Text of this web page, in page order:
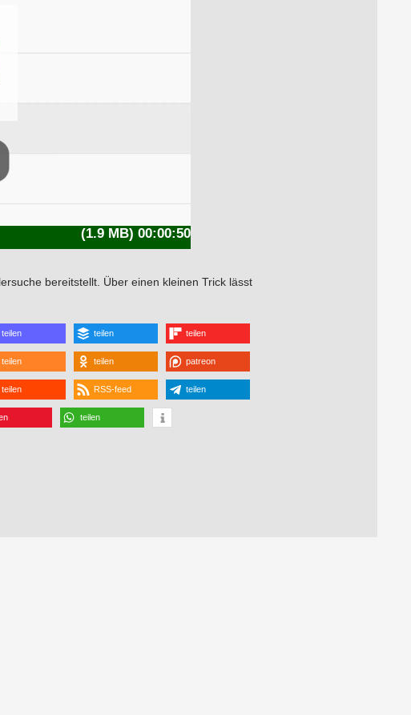
(1.9 MB) 00:00:50
bereitstellt. Über einen kleinen Trick lässt
teilen teilen teilen
teilen teilen patreon
teilen RSS-feed teilen
teilen